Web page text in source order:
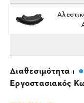
Διαθεσιμότητα :
Εργοστασιακός